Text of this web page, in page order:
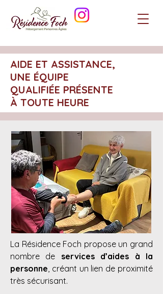
AIDE ET ASSISTANCE,
UNE ÉQUIPE
QUALIFIÉE PRÉSENTE
À TOUTE HEURE
La Résidence Foch propose un grand
nombre de services d’aides à la
personne, créant un lien de proximité
très sécurisant.